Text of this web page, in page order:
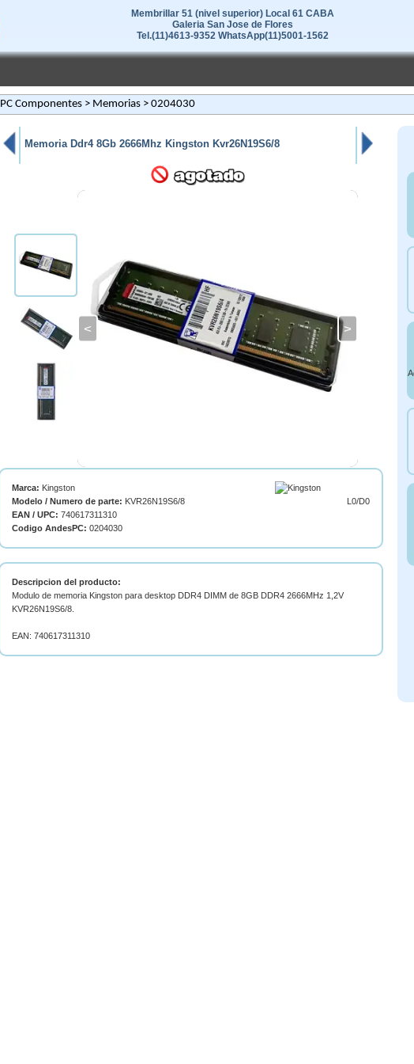
Membrillar 51 (nivel superior) Local 61 CABA
Galeria San Jose de Flores
Tel.(11)4613-9352 WhatsApp(11)5001-1562
PC Componentes > Memorias > 0204030
Memoria Ddr4 8Gb 2666Mhz Kingston Kvr26N19S6/8
< >
L0/D0
Marca: Kingston
Modelo / Numero de parte: KVR26N19S6/8
EAN / UPC: 740617311310
Codigo AndesPC: 0204030
Descripcion del producto:
Modulo de memoria Kingston para desktop DDR4 DIMM de 8GB DDR4 2666MHz 1,2V
KVR26N19S6/8.
EAN: 740617311310